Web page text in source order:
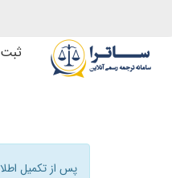
پس از تکمیل